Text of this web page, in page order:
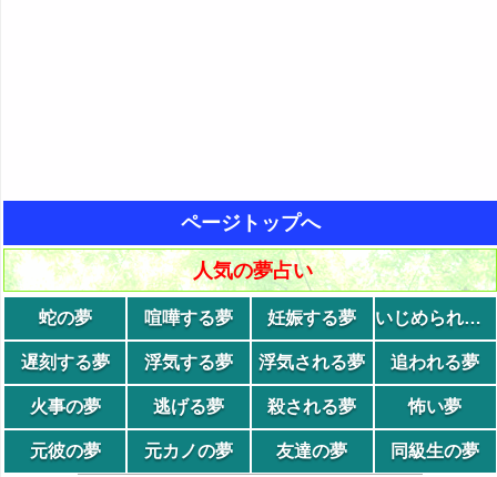
ページトップへ
人気の夢占い
蛇の夢 喧嘩する夢 妊娠する夢 いじめられる夢
遅刻する夢 浮気する夢 浮気される夢 追われる夢
火事の夢 逃げる夢 殺される夢 怖い夢
元彼の夢 元カノの夢 友達の夢 同級生の夢